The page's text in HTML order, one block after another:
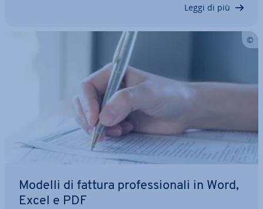
Leggi di più
Modelli di fattura pro­fes­sio­na­li in Word,
Excel e PDF